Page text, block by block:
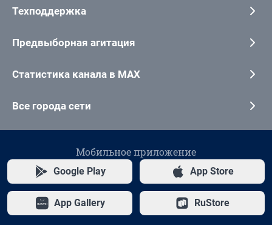
Техподдержка
Предвыборная агитация
Статистика канала в MAX
Все города сети
Мобильное приложение
Google Play App Store
App Gallery RuStore